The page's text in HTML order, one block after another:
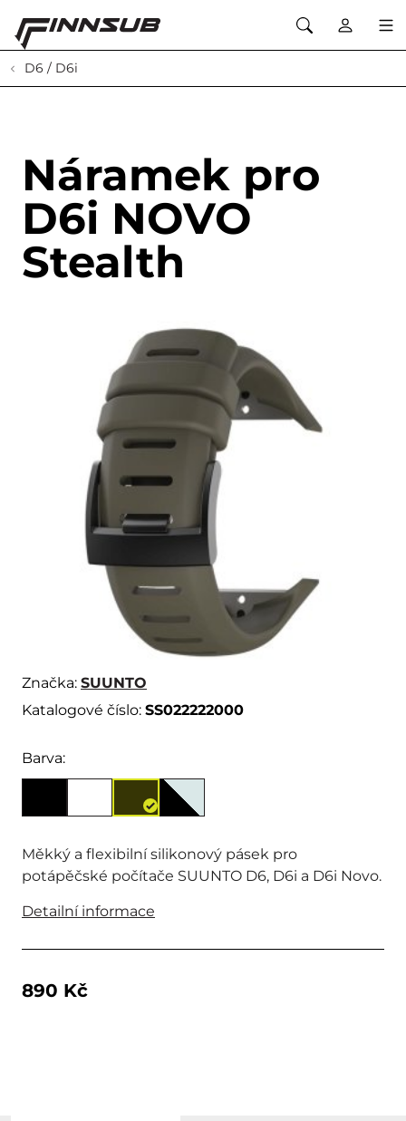
D6 / D6i
Náramek pro
D6i NOVO
Stealth
Značka: SUUNTO
Katalogové číslo: SS022222000
Barva:
Měkký a flexibilní silikonový pásek pro
potápěčské počítače SUUNTO D6, D6i a D6i Novo.
Detailní informace
890 Kč